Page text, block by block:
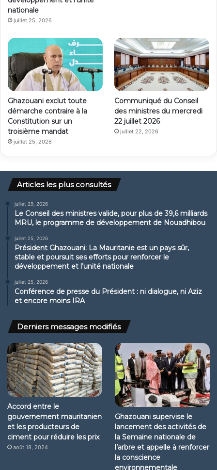
nationale
juillet 25, 2026
Ghazouani exclut toute
démarche contraire à la
Constitution sur un
troisième mandat
juillet 25, 2026
Communiqué du Conseil
des ministres du mercredi
22 juillet 2026
juillet 22, 2026
Articles les plus consultés
juillet 29, 2026
Le Conseil des ministres valide, pour plus de 39,6 milliards
MRU, le programme de développement de Nouadhibou
juillet 25, 2026
Président Ghazouani: La Mauritanie est un pays sûr,
stable et poursuit ses efforts pour renforcer le
développement et l’unité nationale
juillet 25, 2026
Conférence de presse du Président : ni dialogue, ni Aziz
et encore moins IRA
Derniers messages modifiés
Accord entre le
gouvernement mauritanien
et les producteurs de
ciment pour réduire les prix
août 18, 2024
Ghazouani supervise le
lancement des activités de
la Semaine nationale de
l’arbre et appelle à renforcer
la conscience
environnementale